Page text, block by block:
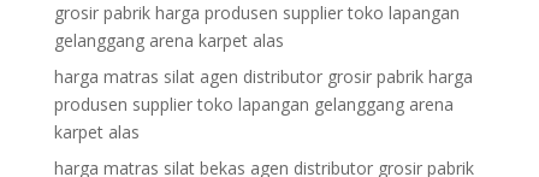
grosir pabrik harga produsen supplier toko lapangan
gelanggang arena karpet alas
harga matras silat agen distributor grosir pabrik harga
produsen supplier toko lapangan gelanggang arena
karpet alas
harga matras silat bekas agen distributor grosir pabrik